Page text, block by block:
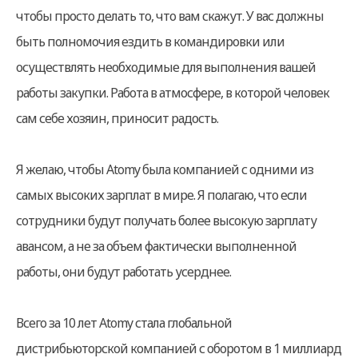
чтобы просто делать то, что вам скажут. У вас должны
быть полномочия ездить в командировки или
осуществлять необходимые для выполнения вашей
работы закупки. Работа в атмосфере, в которой человек
сам себе хозяин, приносит радость.
Я желаю, чтобы Atomy была компанией с одними из
самых высоких зарплат в мире. Я полагаю, что если
сотрудники будут получать более высокую зарплату
авансом, а не за объем фактически выполненной
работы, они будут работать усерднее.
Всего за 10 лет Atomy стала глобальной
дистрибьюторской компанией с оборотом в 1 миллиард